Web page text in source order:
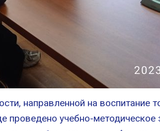
направленной на воспитание
учебно-методическое